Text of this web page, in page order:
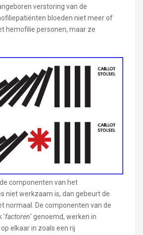
verstoring van de
bloeden niet meer of
hemofilie personen, maar ze
componenten van het
niet werkzaam is, dan gebeurt de
normaal. De componenten van de
'factoren' genoemd, werken in
elkaar in zoals een rij